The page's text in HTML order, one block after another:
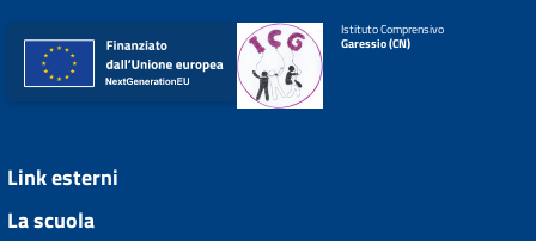
Istituto Comprensivo
Garessio (CN)
Link esterni
La scuola